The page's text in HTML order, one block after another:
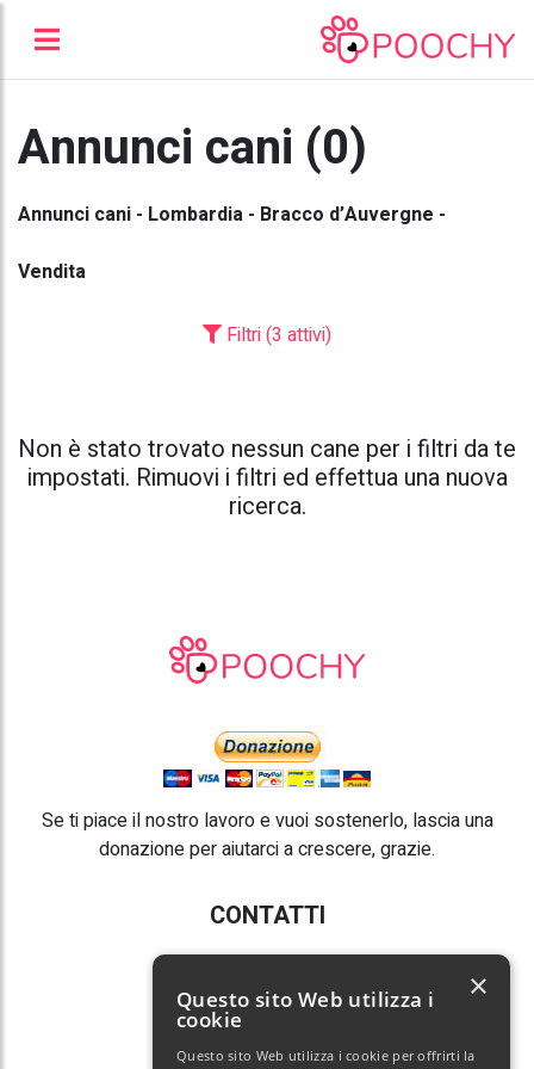
Annunci cani (0)
Annunci cani - Lombardia - Bracco d’Auvergne -
Vendita
Filtri (3 attivi)
Non è stato trovato nessun cane per i filtri da te
impostati. Rimuovi i filtri ed effettua una nuova
ricerca.
Se ti piace il nostro lavoro e vuoi sostenerlo, lascia una
donazione per aiutarci a crescere, grazie.
CONTATTI
E-mail:info@poochy.it
Questo sito Web utilizza i
cookie
Questo sito Web utilizza i cookie per offrirti la
×